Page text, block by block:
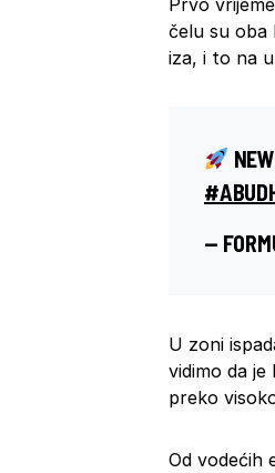
Prvo
čelu su oba
iza, i to na
—
U zoni
vidimo da
preko
Od vodećih